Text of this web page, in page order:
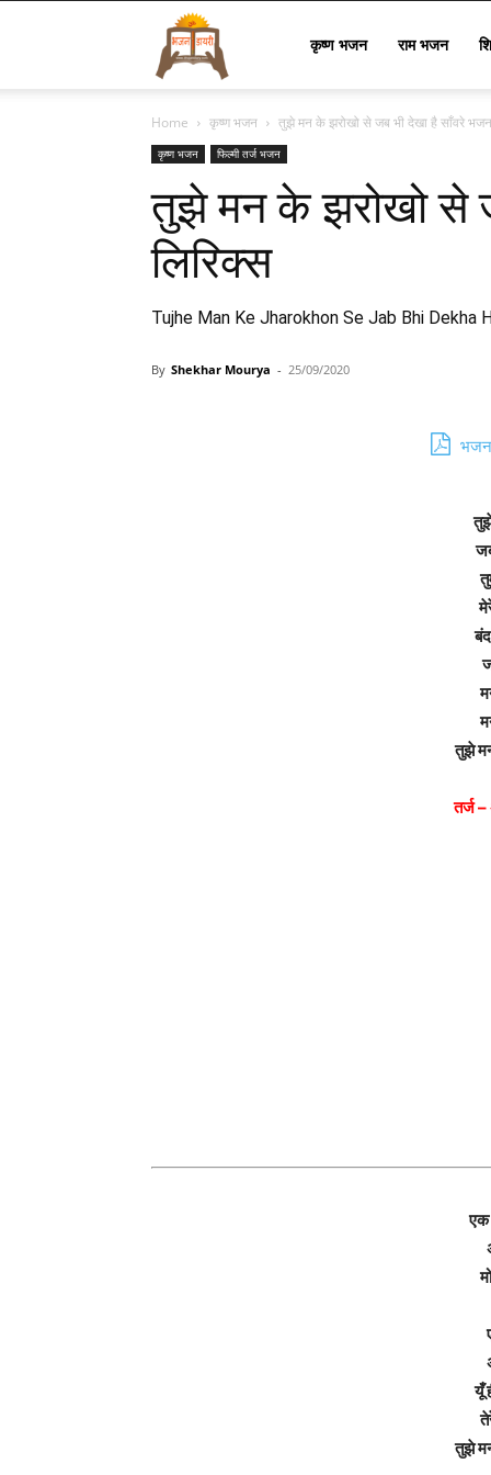
Lyrics
कृष्ण भजन राम भजन
Home कृष्ण भजन तुझे मन के झरोखो से जब भी देखा है साँवरे
कृष्ण भजन फिल्मी तर्ज भजन
तुझे मन के झरोखो से
लिरिक्स
Tujhe Man Ke Jharokhon Se Jab Bhi Dekha
By Shekhar Mourya - 25/09/2020
भजन
तुझे
तर्ज
एक
यूँ
तुझे